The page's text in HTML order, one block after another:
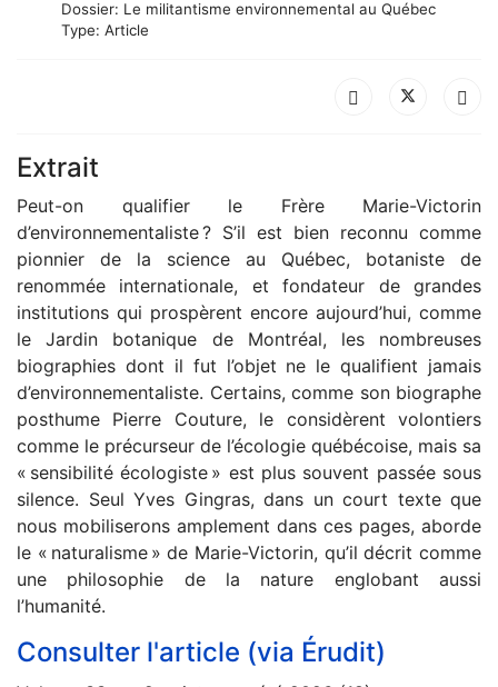
Dossier: Le militantisme environnemental au Québec
Type: Article
Extrait
Peut-on qualifier le Frère Marie-Victorin
d’environnementaliste ? S’il est bien reconnu comme
pionnier de la science au Québec, botaniste de
renommée internationale, et fondateur de grandes
institutions qui prospèrent encore aujourd’hui, comme
le Jardin botanique de Montréal, les nombreuses
biographies dont il fut l’objet ne le qualifient jamais
d’environnementaliste. Certains, comme son biographe
posthume Pierre Couture, le considèrent volontiers
comme le précurseur de l’écologie québécoise, mais sa
« sensibilité écologiste » est plus souvent passée sous
silence. Seul Yves Gingras, dans un court texte que
nous mobiliserons amplement dans ces pages, aborde
le « naturalisme » de Marie-Victorin, qu’il décrit comme
une philosophie de la nature englobant aussi
l’humanité.
Consulter l'article (via Érudit)